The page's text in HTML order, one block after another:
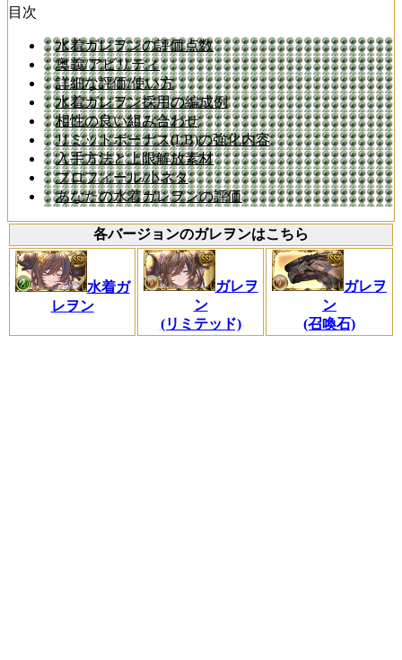
目次
水着ガレヲンの評価点数
奥義/アビリティ
詳細な評価/使い方
水着ガレヲン採用の編成例
相性の良い組み合わせ
リミットボーナス(LB)の強化内容
入手方法と上限解放素材
プロフィール/小ネタ
あなたの水着ガレヲンの評価
各バージョンのガレヲンはこちら
水着ガ
レヲン
ガレヲ
ン
(リミテッド)
ガレヲ
ン
(召喚石)